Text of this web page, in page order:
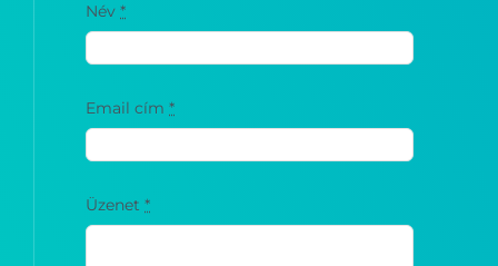
Név*
Email cím*
Üzenet*